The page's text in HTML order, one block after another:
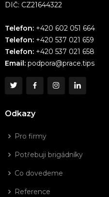
DIČ: CZ21644322
Telefon: +420 602 051 664
Telefon: +420 537 021 659
Telefon: +420 537 021 658
Email: podpora@prace.tips
Odkazy
Pro firmy
Potřebuji brigádníky
Co dovedeme
Reference